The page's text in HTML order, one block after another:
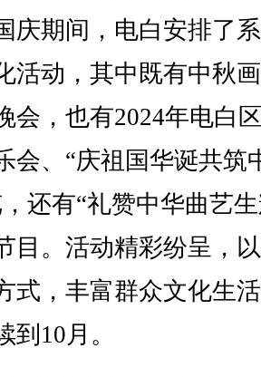
庆期间，电白安排了
活动，其中既有中秋
会，也有2024年电白
会、“庆祖国华诞共筑
还有“礼赞中华曲艺
目。活动精彩纷呈，
式，丰富群众文化生
到10月。